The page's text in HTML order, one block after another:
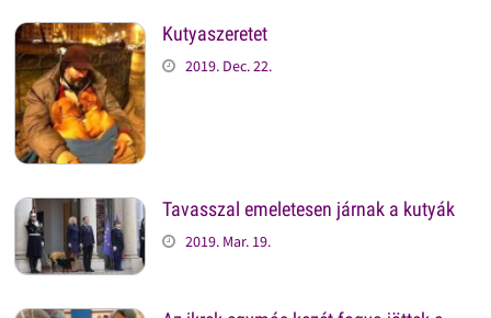
Kutyaszeretet
2019. Dec. 22.
Tavasszal emeletesen járnak a kutyák
2019. Mar. 19.